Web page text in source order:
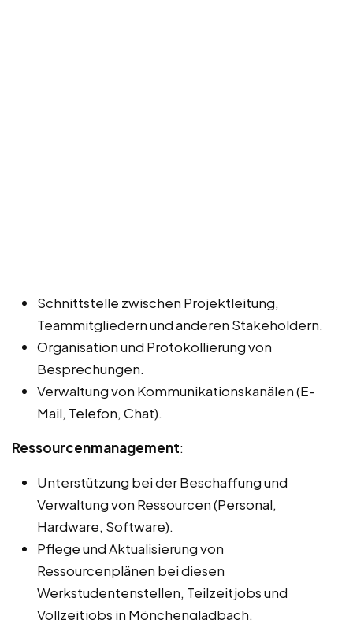
Schnittstelle zwischen Projektleitung,
Teammitgliedern und anderen Stakeholdern.
Organisation und Protokollierung von
Besprechungen.
Verwaltung von Kommunikationskanälen (E-
Mail, Telefon, Chat).
Ressourcenmanagement:
Unterstützung bei der Beschaffung und
Verwaltung von Ressourcen (Personal,
Hardware, Software).
Pflege und Aktualisierung von
Ressourcenplänen bei diesen
Werkstudentenstellen, Teilzeitjobs und
Vollzeitjobs in Mönchengladbach.